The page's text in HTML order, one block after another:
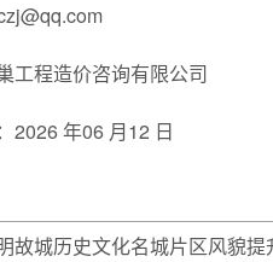
工程造价咨询有限公司
2026 年06 月12 日
故城历史文化名城片区风貌